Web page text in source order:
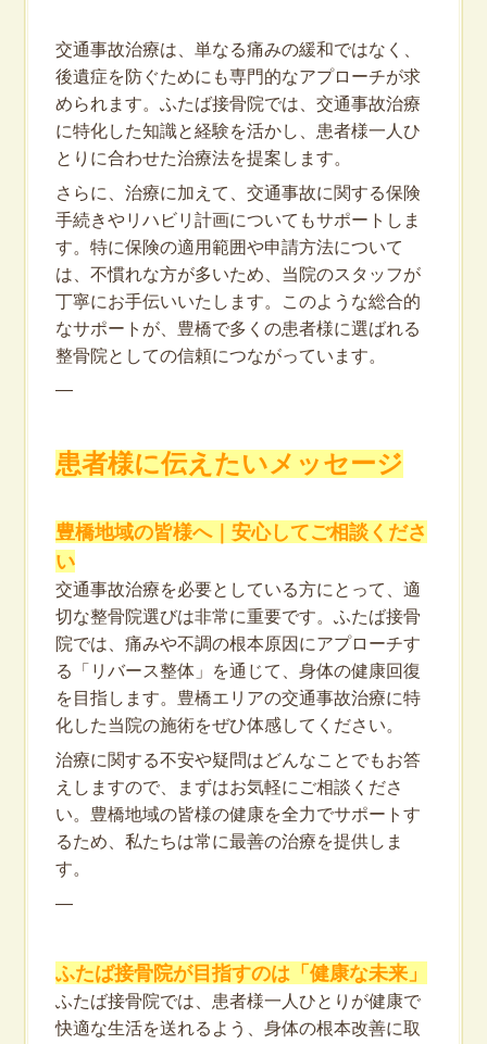
交通事故治療は、単なる痛みの緩和ではなく、
後遺症を防ぐためにも専門的なアプローチが求
められます。ふたば接骨院では、交通事故治療
に特化した知識と経験を活かし、患者様一人ひ
とりに合わせた治療法を提案します。
さらに、治療に加えて、交通事故に関する保険
手続きやリハビリ計画についてもサポートしま
す。特に保険の適用範囲や申請方法について
は、不慣れな方が多いため、当院のスタッフが
丁寧にお手伝いいたします。このような総合的
なサポートが、豊橋で多くの患者様に選ばれる
整骨院としての信頼につながっています。
—
患者様に伝えたいメッセージ
豊橋地域の皆様へ｜安心してご相談くださ
い
交通事故治療を必要としている方にとって、適
切な整骨院選びは非常に重要です。ふたば接骨
院では、痛みや不調の根本原因にアプローチす
る「リバース整体」を通じて、身体の健康回復
を目指します。豊橋エリアの交通事故治療に特
化した当院の施術をぜひ体感してください。
治療に関する不安や疑問はどんなことでもお答
えしますので、まずはお気軽にご相談くださ
い。豊橋地域の皆様の健康を全力でサポートす
るため、私たちは常に最善の治療を提供しま
す。
—
ふたば接骨院が目指すのは「健康な未来」
ふたば接骨院では、患者様一人ひとりが健康で
快適な生活を送れるよう、身体の根本改善に取